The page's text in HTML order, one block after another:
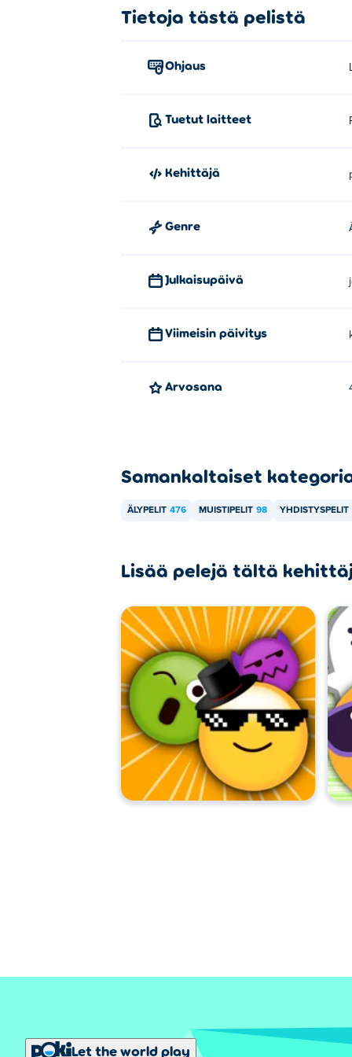
Kuka loi Emoji Dropperin?
Voit pelata Emoji Dropperia ilmaiseksi
Emoji Dropperia voi pelata
Tietoja tästä pelistä
Ohjaus
Tuetut laitteet
Kehittäjä
Genre
Julkaisupäivä
Viimeisin päivitys
Arvosana
Samankaltaiset
ÄLYPELIT 476 MUISTIPELIT 98 YHDISTYSPELIT
Lisää pelejä tältä
Let the world play